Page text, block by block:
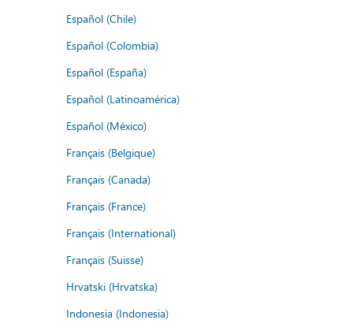
Español (Chile)
Español (Colombia)
Español (España)
Español (Latinoamérica)
Español (México)
Français (Belgique)
Français (Canada)
Français (France)
Français (International)
Français (Suisse)
Hrvatski (Hrvatska)
Indonesia (Indonesia)